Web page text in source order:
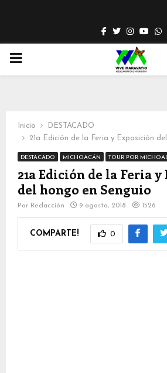
Facebook
TwitterInstagram
PRIMARY
Inicio
DESTACADO
21a Edición de la Feria y Exposición
DESTACADO MICHOACÁN TOUR POR
21a Edición de la Feria
del hongo en Senguio
Por Redacción 9 agosto, 2018 1526
COMPARTE! 0